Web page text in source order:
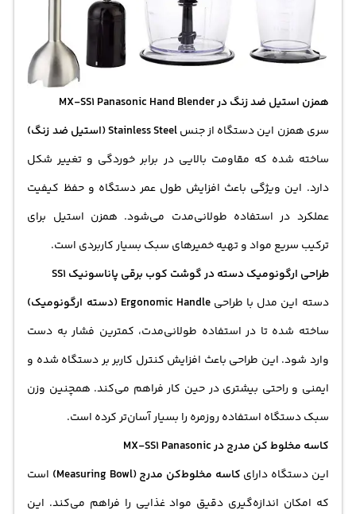
همزن استیل ضد زنگ در MX-SS1 Panasonic Hand Blender
سری همزن این دستگاه از جنسStainless Steel (استیل ضد زنگ)
ساخته شده که مقاومت بالایی در برابر خوردگی و تغییر شکل
دارد. این ویژگی باعث افزایش طول عمر دستگاه و حفظ کیفیت
عملکرد در استفاده طولانی‌مدت می‌شود. همزن استیل برای
ترکیب سریع مواد و تهیه خمیرهای سبک بسیار کاربردی است.
طراحی ارگونومیک دسته در گوشت کوب برقی پاناسونیک SS1
دسته این مدل با طراحیErgonomic Handle (دسته ارگونومیک)
ساخته شده تا در استفاده طولانی‌مدت، کمترین فشار به دست
وارد شود. این طراحی باعث افزایش کنترل کاربر بر دستگاه شده و
ایمنی و راحتی بیشتری در حین کار فراهم می‌کند. همچنین وزن
سبک دستگاه استفاده روزمره را بسیار آسان‌تر کرده است.
کاسه مخلوط کن مدرج در MX-SS1 Panasonic
این دستگاه دارای کاسه مخلوط‌کن مدرج (Measuring Bowl)
است
که امکان اندازه‌گیری دقیق مواد غذایی را فراهم می‌کند. این